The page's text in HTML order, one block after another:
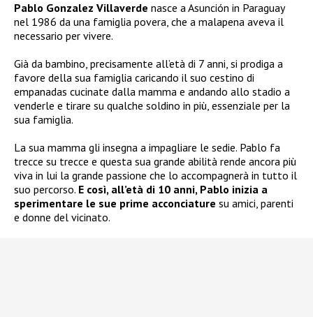
Pablo Gonzalez Villaverde nasce a Asunción in Paraguay
nel 1986 da una famiglia povera, che a malapena aveva il
necessario per vivere.
Già da bambino, precisamente all’età di 7 anni, si prodiga a
favore della sua famiglia caricando il suo cestino di
empanadas cucinate dalla mamma e andando allo stadio a
venderle e tirare su qualche soldino in più, essenziale per la
sua famiglia.
La sua mamma gli insegna a impagliare le sedie. Pablo fa
trecce su trecce e questa sua grande abilità rende ancora più
viva in lui la grande passione che lo accompagnerà in tutto il
suo percorso. E così, all’età di 10 anni, Pablo inizia a
sperimentare le sue prime acconciature su amici, parenti
e donne del vicinato.